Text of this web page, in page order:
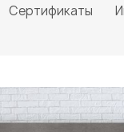
Сертификаты